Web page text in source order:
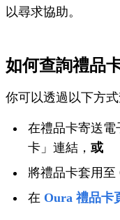
以尋求協助。
如何查詢禮品
你可以透過以下方式
在禮品卡寄送電
卡」連結， 或
將禮品卡套用至
在 Oura 禮品卡